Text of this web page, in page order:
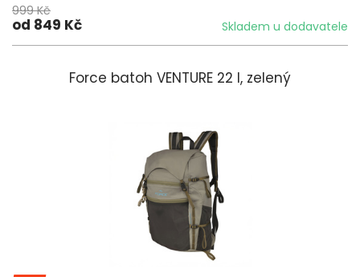
999 Kč
od 849 Kč Skladem u dodavatele
Force batoh VENTURE 22 l, zelený